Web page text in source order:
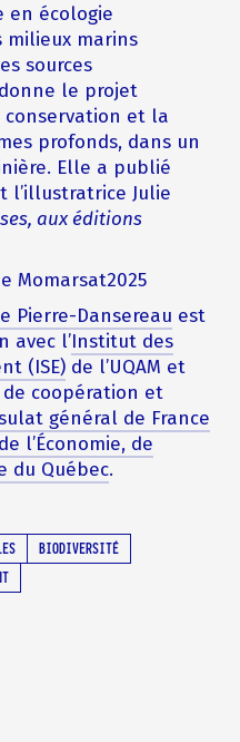
en écologie
milieux marins
sources
le projet
conservation et la
profonds, dans un
Elle a publié
l’illustratrice Julie
aux éditions
Momarsat2025
Pierre-Dansereau est
avec l’Institut des
(ISE) de l’UQAM et
de coopération et
général de France
l’Économie, de
du Québec.
BIODIVERSITÉ